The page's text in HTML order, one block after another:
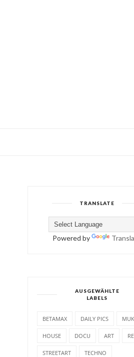
TRANSLATE
Powered by
AUSGEWÄHLTE
LABELS
BETAMAX DAILY PICS
HOUSE DOCU ART
STREETART TECHNO